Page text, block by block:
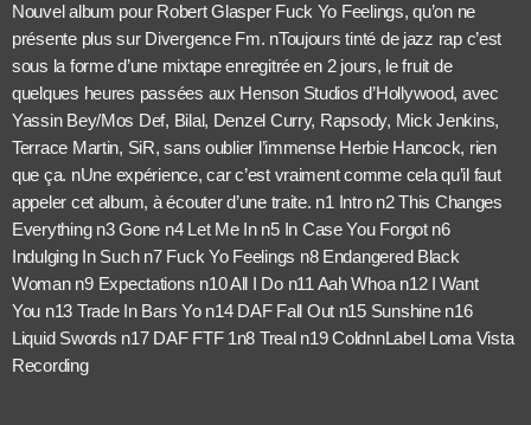
Nouvel album pour Robert Glasper Fuck Yo Feelings, qu’on ne
présente plus sur Divergence Fm. nToujours tinté de jazz rap c’est
sous la forme d’une mixtape enregitrée en 2 jours, le fruit de
quelques heures passées aux Henson Studios d’Hollywood, avec
Yassin Bey/Mos Def, Bilal, Denzel Curry, Rapsody, Mick Jenkins,
Terrace Martin, SiR, sans oublier l’immense Herbie Hancock, rien
que ça. nUne expérience, car c’est vraiment comme cela qu’il faut
appeler cet album, à écouter d’une traite. n1 Intro n2 This Changes
Everything n3 Gone n4 Let Me In n5 In Case You Forgot n6
Indulging In Such n7 Fuck Yo Feelings n8 Endangered Black
Woman n9 Expectations n10 All I Do n11 Aah Whoa n12 I Want
You n13 Trade In Bars Yo n14 DAF Fall Out n15 Sunshine n16
Liquid Swords n17 DAF FTF 1n8 Treal n19 ColdnnLabel Loma Vista
Recording